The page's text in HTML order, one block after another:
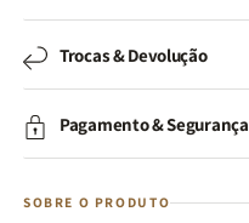
Trocas & Devolução
Pagamento & Segurança
SOBRE O PRODUTO